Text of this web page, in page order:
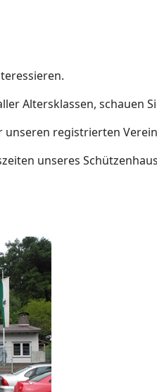
Altersklassen, schauen
unseren registrierten
unseres